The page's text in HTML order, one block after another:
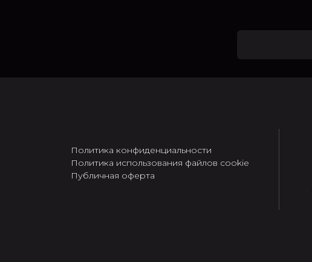
Политика конфиденциальности
Политика использования файлов cookie
Публичная оферта